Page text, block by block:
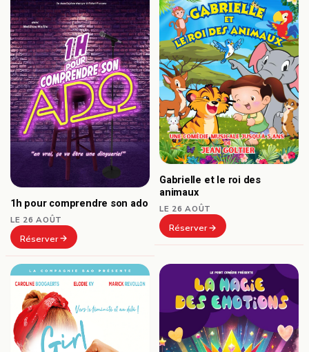
1h pour comprendre son ado
LE 26 AOÛT
Réserver
Gabrielle et le roi des
animaux
LE 26 AOÛT
Réserver